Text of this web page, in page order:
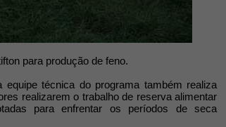
para produção de feno.
técnica do programa também realiza
realizarem o trabalho de reserva alimentar
para enfrentar os períodos de seca